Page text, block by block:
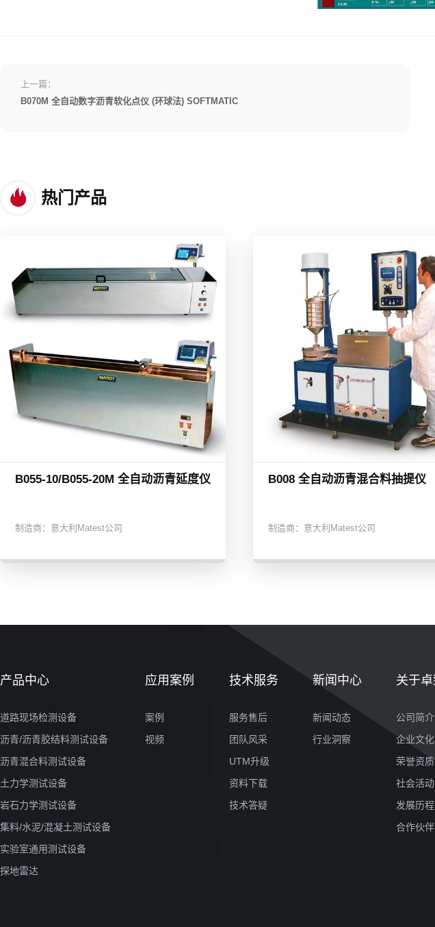
上一篇：
B070M 全自动数字沥青软化点仪 (环球法) SOFTMATIC
热门产品
B055-10/B055-20M 全自动沥青延度仪
制造商： 意大利Matest公司
B008 全自动沥青混合料抽提仪
制造商： 意大利Matest公司
产品中心
道路现场检测设备
沥青/沥青胶结料测试设备
沥青混合料测试设备
土力学测试设备
岩石力学测试设备
集料/水泥/混凝土测试设备
实验室通用测试设备
探地雷达
应用案例
案例
视频
技术服务
服务售后
团队风采
UTM升级
资料下载
技术答疑
新闻中心
新闻动态
行业洞察
关于
公司简介
企业文化
荣誉资质
社会活动
发展历程
合作伙伴